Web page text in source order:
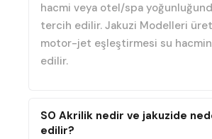
hacmi veya otel/spa
tercih edilir. Jakuzi Modelleri
motor-jet eşleştirmesi su
edilir.
SO Akrilik nedir ve jakuzide
edilir?